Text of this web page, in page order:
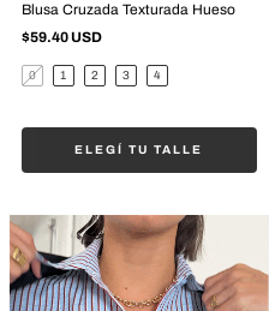
Blusa Cruzada Texturada Hueso
$59.40 USD
0 1 2 3 4
ELEGÍ TU TALLE